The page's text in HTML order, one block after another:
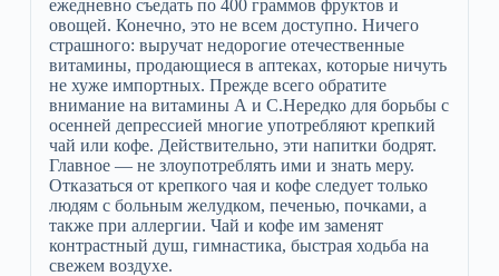
ежедневно съедать по 400 граммов фруктов и
овощей. Конечно, это не всем доступно. Ничего
страшного: выручат недорогие отечественные
витамины, продающиеся в аптеках, которые ничуть
не хуже импортных. Прежде всего обратите
внимание на витамины А и С.Нередко для борьбы с
осенней депрессией многие употребляют крепкий
чай или кофе. Действительно, эти напитки бодрят.
Главное — не злоупотреблять ими и знать меру.
Отказаться от крепкого чая и кофе следует только
людям с больным желудком, печенью, почками, а
также при аллергии. Чай и кофе им заменят
контрастный душ, гимнастика, быстрая ходьба на
свежем воздухе.